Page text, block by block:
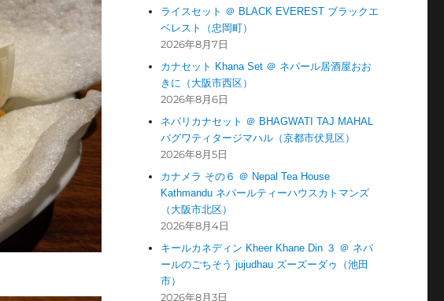
ライスセット ＠ BLACK EVEREST ブラックエ
ベレスト（忠岡町）
2026年8月7日
カナセット Khana Set ＠ ネパール居酒屋おお
きに（大阪市西区）
2026年8月6日
ネパリカナセット ＠ BHAGWATI TAJ MAHAL
バグワティタージマハル（京都市伏見区）
2026年8月5日
カナメラ その６ ＠ Nepal Tea House
Kathmandu ネパールティーハウスカトマンズ
（大阪市北区）
2026年8月4日
キールカネディン Kheer Khane Din ３ ＠ ネパ
ールのごちそう jujudhau ズーズーダゥ（池田
市）
2026年8月3日